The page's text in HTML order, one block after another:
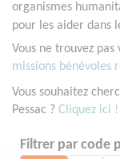
organismes
pour les aider dans
Vous ne trouvez
missions bénévoles
Vous souhaitez
Pessac ? Cliquez ici !
Filtrer par code